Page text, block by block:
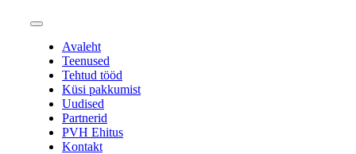
Avaleht
Teenused
Tehtud tööd
Küsi pakkumist
Uudised
Partnerid
PVH Ehitus
Kontakt